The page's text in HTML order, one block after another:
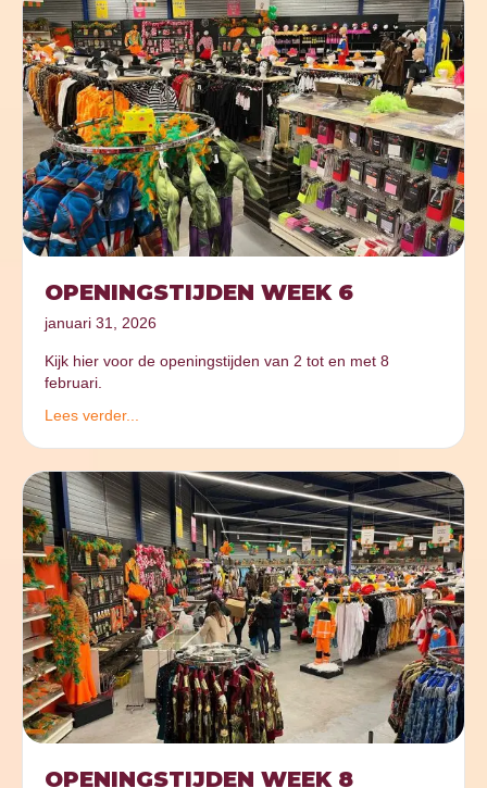
OPENINGSTIJDEN WEEK 6
januari 31, 2026
Kijk hier voor de openingstijden van 2 tot en met 8
februari.
Lees verder...
OPENINGSTIJDEN WEEK 8